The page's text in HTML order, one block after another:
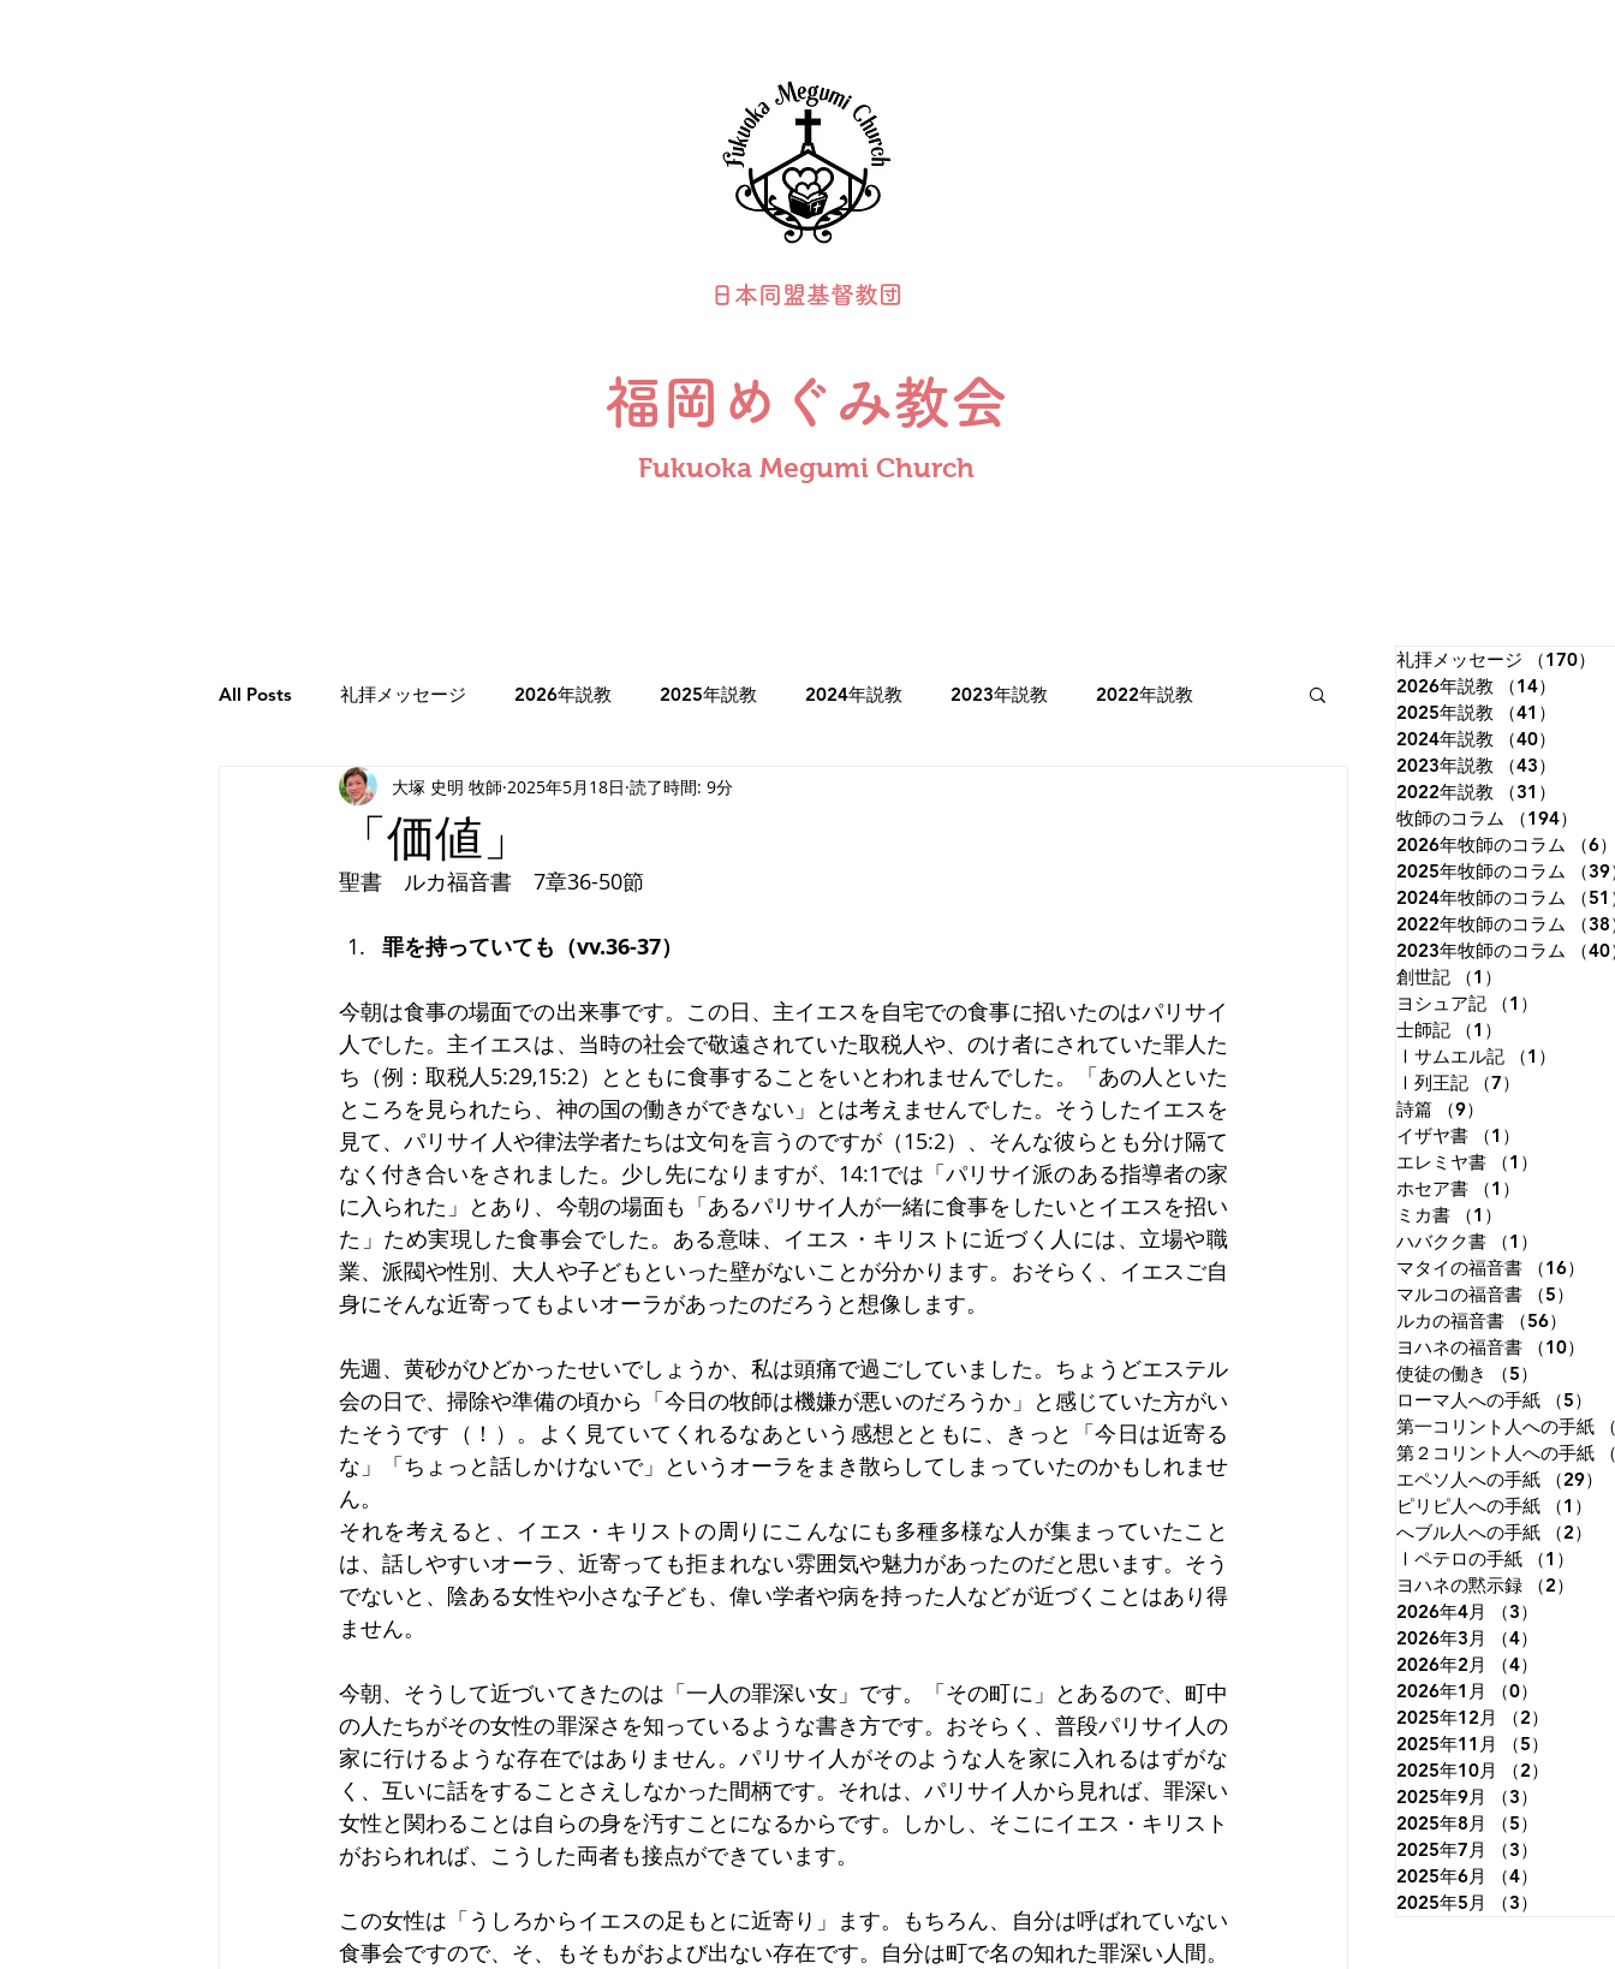
日本同盟基督教団
福岡めぐみ教会
Fukuoka Megumi Church
All Posts 礼拝メッセージ 2026年説教 2025年説教 2024年説教 2023年説教 2022年説教
牧師のコラム 2026年牧師のコラム 2025年牧師のコラム
2023年牧師のコラム 創世記 ヨシュア記
ヨハネの福音書 使徒の働き ローマ人への手紙 第一コリント人への手紙
「価値」
大塚 史明 牧師 2025年5月18日 読了時間: 9分
聖書　ルカ福音書　7章36-50節
罪を持っていても（vv.36-37）
今朝は食事の場面での出来事です。この日、主イエスを自宅での食事に招いたのはパリサイ
人でした。主イエスは、当時の社会で敬遠されていた取税人や、のけ者にされていた罪人た
ち（例：取税人5:29,15:2）とともに食事することをいとわれませんでした。「あの人といた
ところを見られたら、神の国の働きができない」とは考えませんでした。そうしたイエスを
見て、パリサイ人や律法学者たちは文句を言うのですが（15:2）、そんな彼らとも分け隔て
なく付き合いをされました。少し先になりますが、14:1では「パリサイ派のある指導者の家
に入られた」とあり、今朝の場面も「あるパリサイ人が一緒に食事をしたいとイエスを招い
た」ため実現した食事会でした。ある意味、イエス・キリストに近づく人には、立場や職
業、派閥や性別、大人や子どもといった壁がないことが分かります。おそらく、イエスご自
身にそんな近寄ってもよいオーラがあったのだろうと想像します。
先週、黄砂がひどかったせいでしょうか、私は頭痛で過ごしていました。ちょうどエステル
会の日で、掃除や準備の頃から「今日の牧師は機嫌が悪いのだろうか」と感じていた方がい
たそうです（！）。よく見ていてくれるなあという感想とともに、きっと「今日は近寄る
な」「ちょっと話しかけないで」というオーラをまき散らしてしまっていたのかもしれませ
ん。
それを考えると、イエス・キリストの周りにこんなにも多種多様な人が集まっていたこと
は、話しやすいオーラ、近寄っても拒まれない雰囲気や魅力があったのだと思います。そう
でないと、陰ある女性や小さな子ども、偉い学者や病を持った人などが近づくことはあり得
ません。
今朝、そうして近づいてきたのは「一人の罪深い女」です。「その町に」とあるので、町中
の人たちがその女性の罪深さを知っているような書き方です。おそらく、普段パリサイ人の
家に行けるような存在ではありません。パリサイ人がそのような人を家に入れるはずがな
く、互いに話をすることさえしなかった間柄です。それは、パリサイ人から見れば、罪深い
女性と関わることは自らの身を汚すことになるからです。しかし、そこにイエス・キリスト
がおられれば、こうした両者も接点ができています。
この女性は「うしろからイエスの足もとに近寄り」ます。もちろん、自分は呼ばれていない
食事会ですので、そ、もそもがおよび出ない存在です。自分は町で名の知れた罪深い人間。
礼拝メッセージ （170）
2026年説教
（14）
2025年説教
（41）
2024年説教
（40）
2023年説教
（43）
2022年説教
（31）
牧師のコラム
（194）
2026年牧師のコラム
（6
2025年牧師のコラム
（
2024年牧師のコラム
（
2022年牧師のコラム
（
2023年牧師のコラム
（
創世記
（1）
ヨシュア記
（1）
士師記
（1）
Ⅰサムエル記
（1）
Ⅰ列王記
（7）
詩篇
（9）
イザヤ書
（1）
エレミヤ書
（1）
ホセア書
（1）
ミカ書
（1）
ハバクク書
（1）
マタイの福音書
（16）
マルコの福音書
（5）
ルカの福音書
（56）
ヨハネの福音書
（10）
使徒の働き
（5）
ローマ人への手紙
（5）
第一コリント人への手紙
第２コリント人への手紙
エペソ人への手紙
（29）
ピリピ人への手紙
（1）
へブル人への手紙
（2）
Ⅰペテロの手紙
（1）
ヨハネの黙示録
（2）
2026年4月
（3）
2026年3月
（4）
2026年2月
（4）
2026年1月
（0）
2025年12月
（2）
2025年11月
（5）
2025年10月
（2）
2025年9月
（3）
2025年8月
（5）
2025年7月
（3）
2025年6月
（4）
2025年5月
（3）